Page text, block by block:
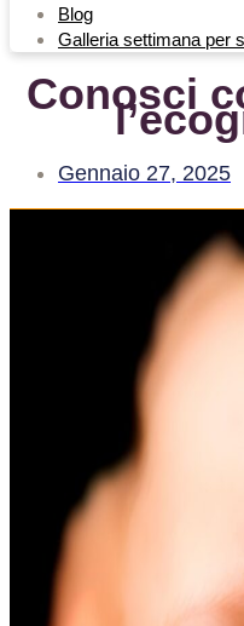
Blog
Galleria settimana per
Conosci
Gennaio 27, 2025